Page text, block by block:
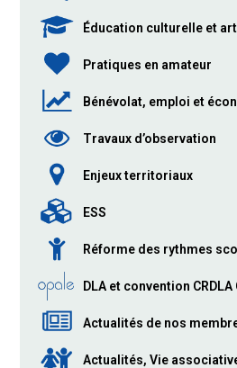
Éducation culturelle et
Pratiques en amateur
Bénévolat, emploi et
Travaux d’observation
Enjeux territoriaux
ESS
Réforme des rythmes
DLA et convention
Actualités de nos
Actualités, Vie